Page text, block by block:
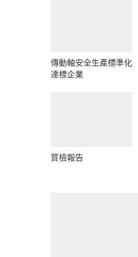
傳動軸安全生產標準化
達標企業
質檢報告